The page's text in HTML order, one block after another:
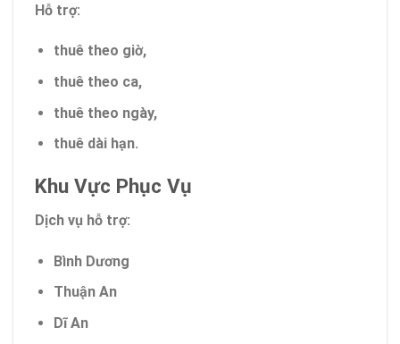
Hỗ trợ:
thuê theo giờ,
thuê theo ca,
thuê theo ngày,
thuê dài hạn.
Khu Vực Phục Vụ
Dịch vụ hỗ trợ:
Bình Dương
Thuận An
Dĩ An